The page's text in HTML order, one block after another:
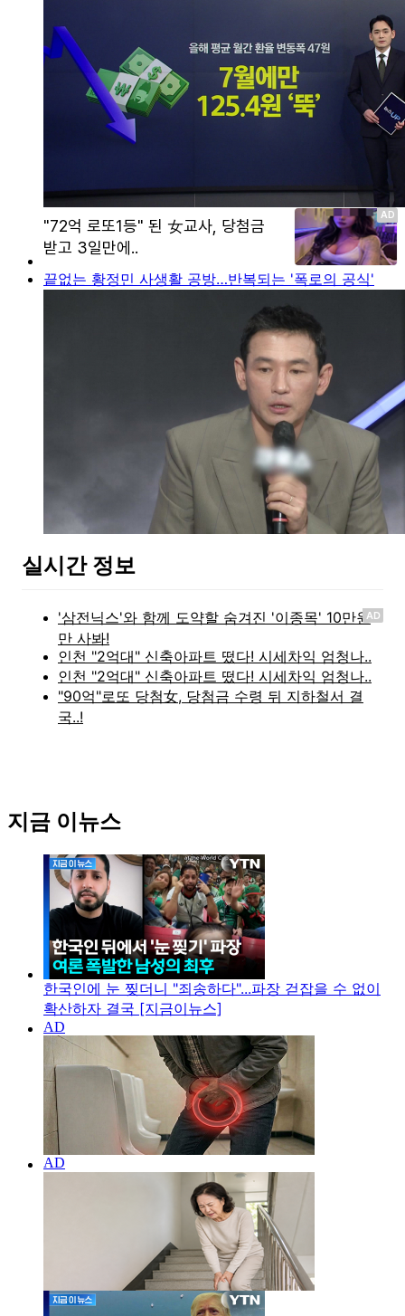
끝없는 황정민 사생활 공방…반복되는 '폭로의 공식'
실시간 정보
AD
지금 이뉴스
한국인에 눈 찢더니 "죄송하다"...파장 걷잡을 수 없이
확산하자 결국 [지금이뉴스]